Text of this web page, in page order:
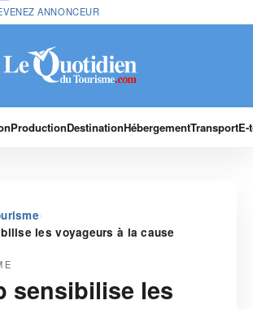
ANNONCEUR
ProductionDestinationHébergementTransport
›
les voyageurs à la cause
sensibilise les